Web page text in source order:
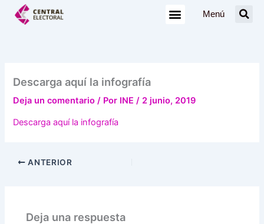
Menú
Descarga aquí la infografía
Deja un comentario / Por INE/ 2 junio, 2019
Descarga aquí la infografía
ANTERIOR
Deja una respuesta